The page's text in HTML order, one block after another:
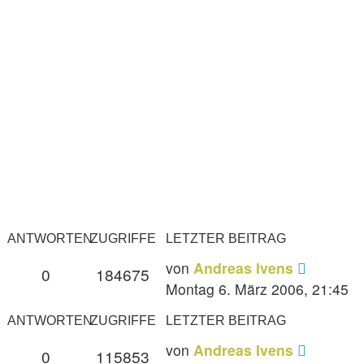
ANTWORTENZUGRIFFE LETZTER BEITRAG
0 184675 von Andreas Ivens
Montag 6. März 2006, 21:45
ANTWORTENZUGRIFFE LETZTER BEITRAG
0 115853 von Andreas Ivens